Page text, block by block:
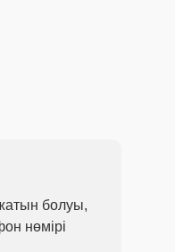
болуы,
нөмірі